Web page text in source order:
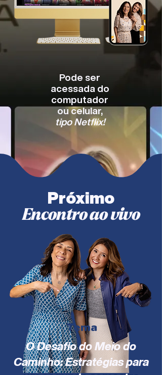
Pode ser
acessada do
computador
ou celular,
tipo Netflix!
Próximo
Encontro ao vivo
O Desafio do Meio do
Caminho: Estratégias para
Tema